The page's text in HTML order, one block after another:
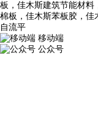
板，佳木斯建筑节能材料
棉板，佳木斯苯板胶，佳
自流平
移动端
公众号